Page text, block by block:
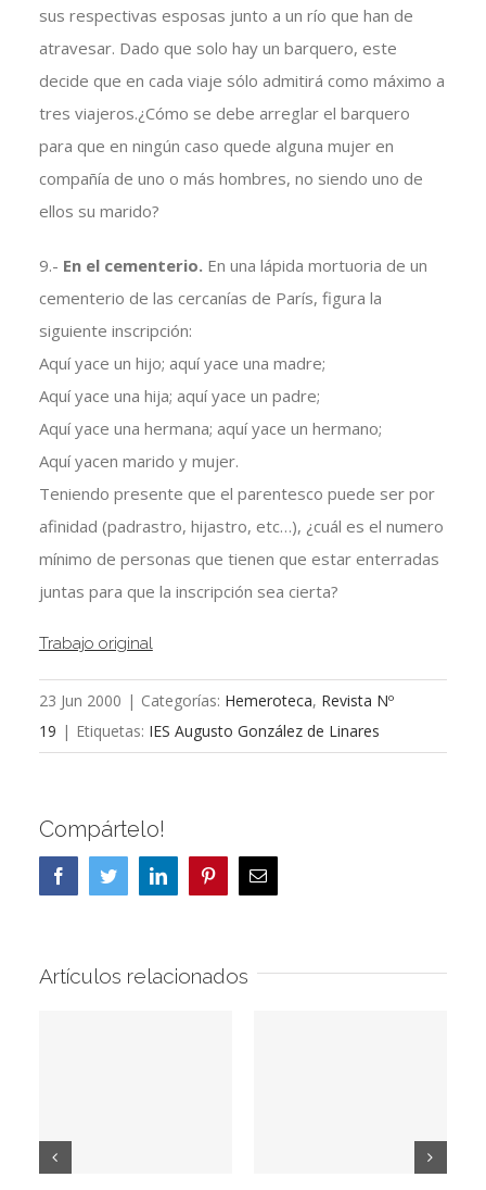
sus respectivas esposas junto a un río que han de
atravesar. Dado que solo hay un barquero, este
decide que en cada viaje sólo admitirá como máximo a
tres viajeros.¿Cómo se debe arreglar el barquero
para que en ningún caso quede alguna mujer en
compañía de uno o más hombres, no siendo uno de
ellos su marido?
9.- En el cementerio. En una lápida mortuoria de un
cementerio de las cercanías de París, figura la
siguiente inscripción:
Aquí yace un hijo; aquí yace una madre;
Aquí yace una hija; aquí yace un padre;
Aquí yace una hermana; aquí yace un hermano;
Aquí yacen marido y mujer.
Teniendo presente que el parentesco puede ser por
afinidad (padrastro, hijastro, etc…), ¿cuál es el numero
mínimo de personas que tienen que estar enterradas
juntas para que la inscripción sea cierta?
Trabajo original
23 Jun 2000 | Categorías: Hemeroteca, Revista Nº
19 | Etiquetas: IES Augusto González de Linares
Compártelo!
FacebookTwitterLinkedInPinterestCorreo
electrónico
Artículos relacionados